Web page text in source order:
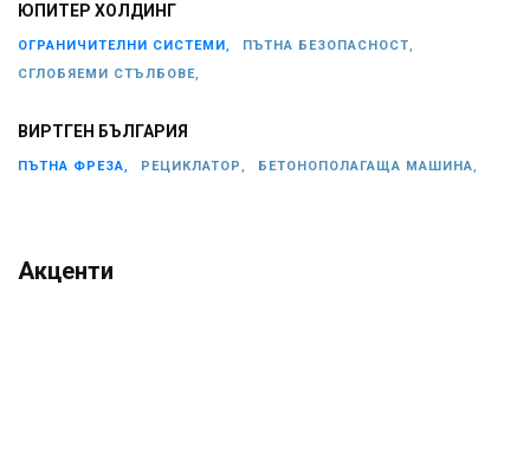
ЮПИТЕР ХОЛДИНГ
ОГРАНИЧИТЕЛНИ СИСТЕМИ,
ПЪТНА БЕЗОПАСНОСТ,
СГЛОБЯЕМИ СТЪЛБОВЕ,
ВИРТГЕН БЪЛГАРИЯ
ПЪТНА ФРЕЗА, РЕЦИКЛАТОР, БЕТОНОПОЛАГАЩА МАШИНА,
Акценти